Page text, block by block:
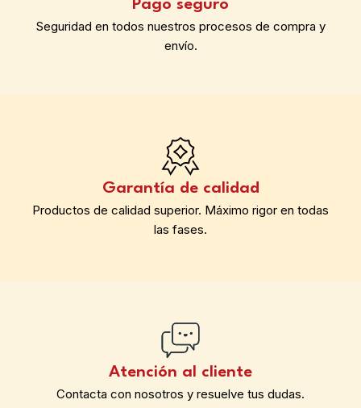
Pago seguro
Seguridad en todos nuestros procesos de compra y
envío.
Garantía de calidad
Productos de calidad superior. Máximo rigor en todas
las fases.
Atención al cliente
Contacta con nosotros y resuelve tus dudas.